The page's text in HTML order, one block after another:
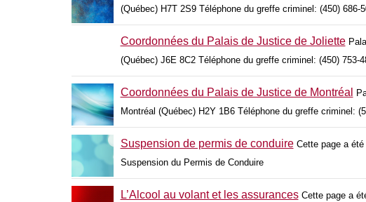
(Québec) H7T 2S9 Téléphone du greffe criminel: (450) 686-
Coordonnées du Palais de Justice de Joliette
(Québec) J6E 8C2 Téléphone du greffe criminel: (450) 753-
Coordonnées du Palais de Justice de Montréal
Montréal (Québec) H2Y 1B6 Téléphone du greffe criminel:
Suspension de permis de conduire Cette page a
Suspension du Permis de Conduire
L’Alcool au volant et les assurances Cette page a